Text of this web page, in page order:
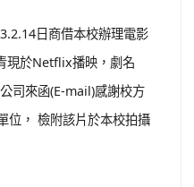
日商借本校辦理電影
現於Netflix播映，劇名
司來函(E-mail)感謝校方
位， 檢附該片於本校拍攝